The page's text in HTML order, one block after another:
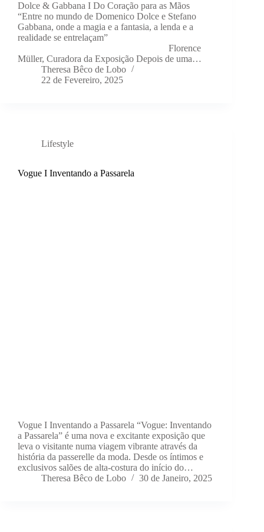
Dolce & Gabbana I Do Coração para as Mãos
“Entre no mundo de Domenico Dolce e Stefano
Gabbana, onde a magia e a fantasia, a lenda e a
realidade se entrelaçam”
Florence
Müller, Curadora da Exposição Depois de uma…
Theresa Bêco de Lobo
22 de Fevereiro, 2025
Lifestyle
Vogue I Inventando a Passarela
Vogue I Inventando a Passarela “Vogue: Inventando
a Passarela” é uma nova e excitante exposição que
leva o visitante numa viagem vibrante através da
história da passerelle da moda. Desde os íntimos e
exclusivos salões de alta-costura do início do…
Theresa Bêco de Lobo
30 de Janeiro, 2025